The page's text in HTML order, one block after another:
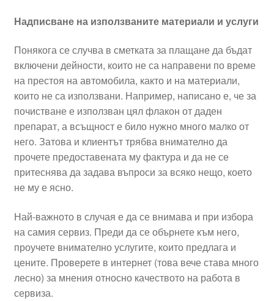
Надписване на използваните материали и услуги
Понякога се случва в сметката за плащане да бъдат
включени дейности, които не са направени по време
на престоя на автомобила, както и на материали,
които не са използвани. Например, написано е, че за
почистване е използван цял флакон от даден
препарат, а всъщност е било нужно много малко от
него. Затова и клиентът трябва внимателно да
прочете предоставената му фактура и да не се
притеснява да задава въпроси за всяко нещо, което
не му е ясно.
Най-важното в случая е да се внимава и при избора
на самия сервиз. Преди да се обърнете към него,
проучете внимателно услугите, които предлага и
цените. Проверете в интернет (това вече става много
лесно) за мнения относно качеството на работа в
сервиза.